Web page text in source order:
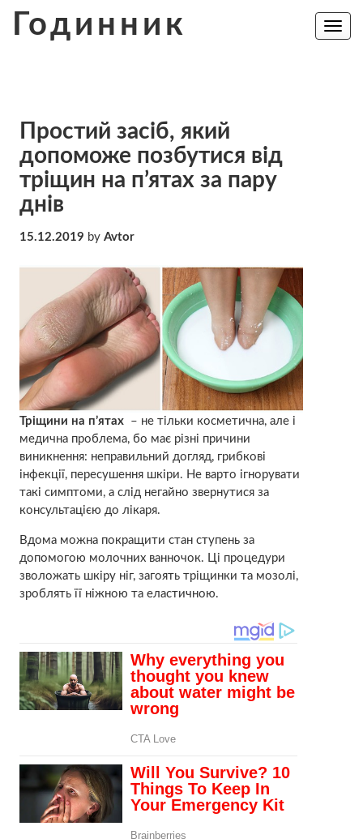
Годинник
Toggle
Простий засіб, який
допоможе позбутися від
тріщин на п’ятах за пару
днів
15.12.2019 by Avtor
Тріщини на п’ятах– не тільки косметична, але і
медична проблема, бо має різні причини
виникнення: неправильний догляд, грибкові
інфекції, пересушення шкіри. Не варто ігнорувати
такі симптоми, а слід негайно звернутися за
консультацією до лікаря.
Вдома можна покращити стан ступень за
допомогою молочних ванночок. Ці процедури
зволожать шкіру ніг, загоять тріщинки та мозолі,
зроблять її ніжною та еластичною.